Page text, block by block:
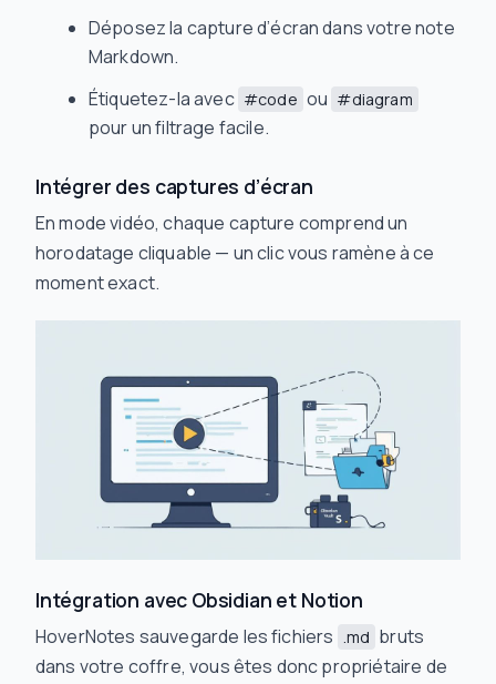
Déposez la capture d’écran dans votre note
Markdown.
Étiquetez-la avec #code ou #diagram
pour un filtrage facile.
Intégrer des captures d’écran
En mode vidéo, chaque capture comprend un
horodatage cliquable — un clic vous ramène à ce
moment exact.
Intégration avec Obsidian et Notion
HoverNotes sauvegarde les fichiers .md bruts
dans votre coffre, vous êtes donc propriétaire de